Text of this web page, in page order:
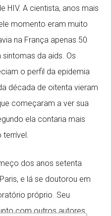
HIV. A cientista, anos mais
momento eram muito
na França apenas 50
da aids. Os
o perfil da epidemia
década de oitenta vieram
começaram a ver sua
ela contaria mais
terrível.
dos anos setenta
e lá se doutorou em
próprio. Seu
com outros autores